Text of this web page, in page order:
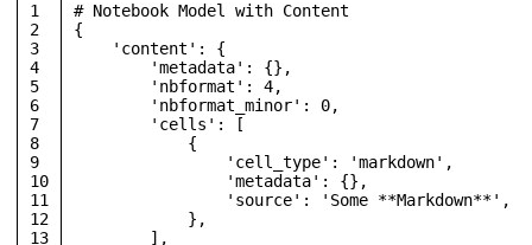
1
2
3
4
5
6
7
8
9
10
11
12
13
# Notebook Model with Content
{
'content' : {
'metadata' : {},
'nbformat' : 4,
'nbformat_minor' : 0,
'cells' : [
            {
'cell_type' : 'markdown' ,
'metadata' : {},
'source' : 'Some **Markdown**' ,
            },
        ],